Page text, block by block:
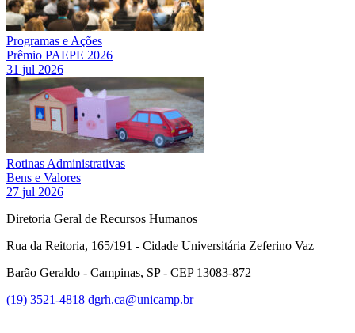
Programas e Ações
Prêmio PAEPE 2026
31 jul 2026
Rotinas Administrativas
Bens e Valores
27 jul 2026
Diretoria Geral de Recursos Humanos
Rua da Reitoria, 165/191 - Cidade Universitária Zeferino Vaz
Barão Geraldo - Campinas, SP - CEP 13083-872
(19) 3521-4818 dgrh.ca@unicamp.br